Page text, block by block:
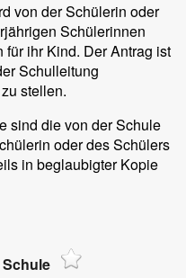
von der Schülerin oder
Schülerinnen
ihr Kind. Der Antrag ist
Schulleitung
stellen.
sind die von der Schule
oder des Schülers
in beglaubigter Kopie